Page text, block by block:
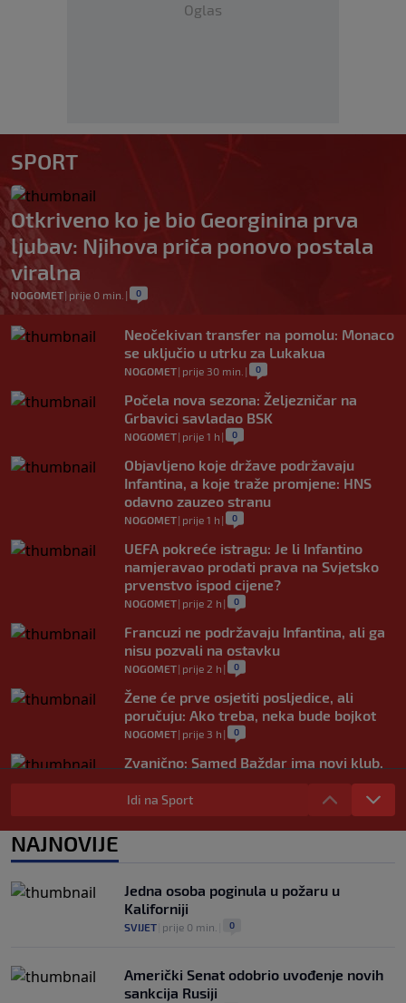
Oglas
SPORT
Otkriveno ko je bio Georginina prva
ljubav: Njihova priča ponovo postala
viralna
NOGOMET| prije 0 min. | 0
Neočekivan transfer na pomolu: Monaco
se uključio u utrku za Lukakua
NOGOMET| prije 30 min. | 0
Počela nova sezona: Željezničar na
Grbavici savladao BSK
NOGOMET| prije 1 h | 0
Objavljeno koje države podržavaju
Infantina, a koje traže promjene: HNS
odavno zauzeo stranu
NOGOMET| prije 1 h | 0
UEFA pokreće istragu: Je li Infantino
namjeravao prodati prava na Svjetsko
prvenstvo ispod cijene?
NOGOMET| prije 2 h | 0
Francuzi ne podržavaju Infantina, ali ga
nisu pozvali na ostavku
NOGOMET| prije 2 h | 0
Žene će prve osjetiti posljedice, ali
poručuju: Ako treba, neka bude bojkot
NOGOMET| prije 3 h | 0
Zvanično: Samed Baždar ima novi klub,
zadužio broj sa velikom "težinom"
NOGOMET|prije 5 h
Prije nekoliko godina zaludjela je
Idi na Sport
NAJNOVIJE
Jedna osoba poginula u požaru u
Kaliforniji
SVIJET prije 0 min. 0
Američki Senat odobrio uvođenje novih
sankcija Rusiji